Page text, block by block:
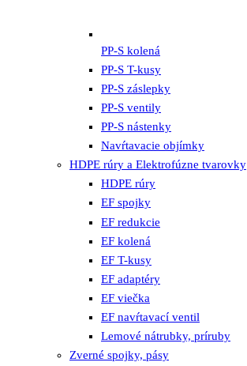
PP-S kolená
PP-S T-kusy
PP-S záslepky
PP-S ventily
PP-S nástenky
Navŕtavacie objímky
HDPE rúry a Elektrofúzne tvarovky
HDPE rúry
EF spojky
EF redukcie
EF kolená
EF T-kusy
EF adaptéry
EF viečka
EF navŕtavací ventil
Lemové nátrubky, príruby
Zverné spojky, pásy